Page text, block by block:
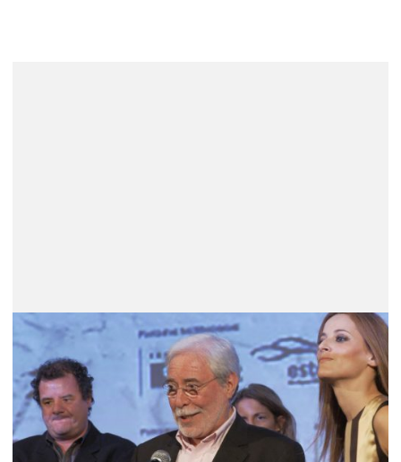
Carlos Saboga (1936 – 2026) – Um
trajecto único no cinema Português
Nasceu na Figueira da Foz, no Portugal da ditadura
salazarista (a PIDE prendeu-o por duas vezes) e